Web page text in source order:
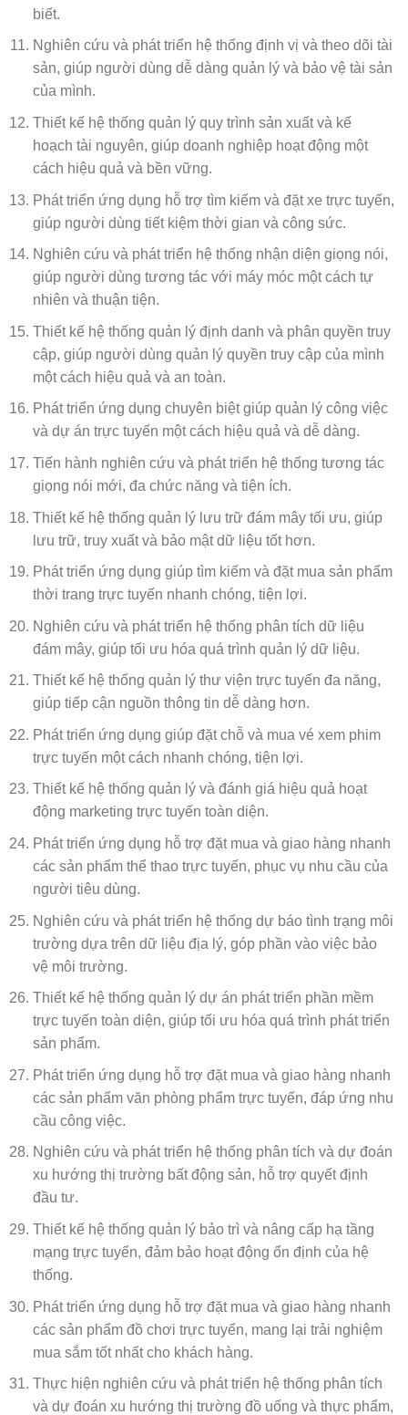
biết.
Nghiên cứu và phát triển hệ thống định vị và theo dõi tài
sản, giúp người dùng dễ dàng quản lý và bảo vệ tài sản
của mình.
Thiết kế hệ thống quản lý quy trình sản xuất và kế
hoạch tài nguyên, giúp doanh nghiệp hoạt động một
cách hiệu quả và bền vững.
Phát triển ứng dụng hỗ trợ tìm kiếm và đặt xe trực tuyến,
giúp người dùng tiết kiệm thời gian và công sức.
Nghiên cứu và phát triển hệ thống nhận diện giọng nói,
giúp người dùng tương tác với máy móc một cách tự
nhiên và thuận tiện.
Thiết kế hệ thống quản lý định danh và phân quyền truy
cập, giúp người dùng quản lý quyền truy cập của mình
một cách hiệu quả và an toàn.
Phát triển ứng dụng chuyên biệt giúp quản lý công việc
và dự án trực tuyến một cách hiệu quả và dễ dàng.
Tiến hành nghiên cứu và phát triển hệ thống tương tác
giọng nói mới, đa chức năng và tiện ích.
Thiết kế hệ thống quản lý lưu trữ đám mây tối ưu, giúp
lưu trữ, truy xuất và bảo mật dữ liệu tốt hơn.
Phát triển ứng dụng giúp tìm kiếm và đặt mua sản phẩm
thời trang trực tuyến nhanh chóng, tiện lợi.
Nghiên cứu và phát triển hệ thống phân tích dữ liệu
đám mây, giúp tối ưu hóa quá trình quản lý dữ liệu.
Thiết kế hệ thống quản lý thư viện trực tuyến đa năng,
giúp tiếp cận nguồn thông tin dễ dàng hơn.
Phát triển ứng dụng giúp đặt chỗ và mua vé xem phim
trực tuyến một cách nhanh chóng, tiện lợi.
Thiết kế hệ thống quản lý và đánh giá hiệu quả hoạt
động marketing trực tuyến toàn diện.
Phát triển ứng dụng hỗ trợ đặt mua và giao hàng nhanh
các sản phẩm thể thao trực tuyến, phục vụ nhu cầu của
người tiêu dùng.
Nghiên cứu và phát triển hệ thống dự báo tình trạng môi
trường dựa trên dữ liệu địa lý, góp phần vào việc bảo
vệ môi trường.
Thiết kế hệ thống quản lý dự án phát triển phần mềm
trực tuyến toàn diện, giúp tối ưu hóa quá trình phát triển
sản phẩm.
Phát triển ứng dụng hỗ trợ đặt mua và giao hàng nhanh
các sản phẩm văn phòng phẩm trực tuyến, đáp ứng nhu
cầu công việc.
Nghiên cứu và phát triển hệ thống phân tích và dự đoán
xu hướng thị trường bất động sản, hỗ trợ quyết định
đầu tư.
Thiết kế hệ thống quản lý bảo trì và nâng cấp hạ tầng
mạng trực tuyến, đảm bảo hoạt động ổn định của hệ
thống.
Phát triển ứng dụng hỗ trợ đặt mua và giao hàng nhanh
các sản phẩm đồ chơi trực tuyến, mang lại trải nghiệm
mua sắm tốt nhất cho khách hàng.
Thực hiện nghiên cứu và phát triển hệ thống phân tích
và dự đoán xu hướng thị trường đồ uống và thực phẩm,